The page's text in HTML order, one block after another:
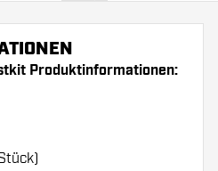
Produktinformationen: